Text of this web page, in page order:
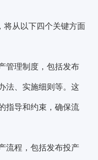
将从以下四个关键方面
管理制度，包括发布
法、实施细则等。这
指导和约束，确保流
流程，包括发布投产